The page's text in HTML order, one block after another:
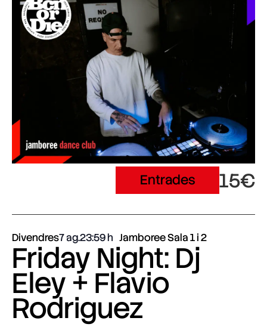
Entrades 15€
Divendres7 ag.23:59 Jamboree Sala 1 i 2
Friday Night: Dj
Eley + Flavio
Rodriguez